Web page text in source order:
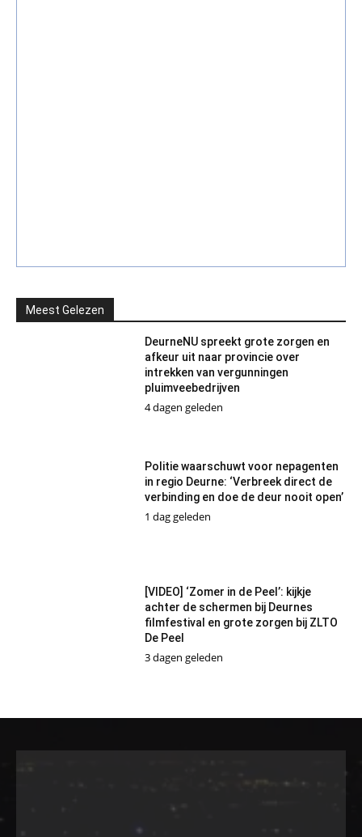
Meest Gelezen
DeurneNU spreekt grote zorgen en
afkeur uit naar provincie over
intrekken van vergunningen
pluimveebedrijven
4 dagen geleden
Politie waarschuwt voor nepagenten
in regio Deurne: ‘Verbreek direct de
verbinding en doe de deur nooit open’
1 dag geleden
[VIDEO] ‘Zomer in de Peel’: kijkje
achter de schermen bij Deurnes
filmfestival en grote zorgen bij ZLTO
De Peel
3 dagen geleden